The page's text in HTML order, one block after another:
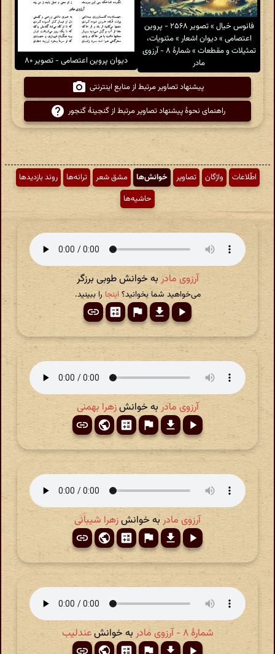
فانوس خیال » تصویر ۲۵۶۸ - پروین
اعتصامی » دیوان اشعار » مثنویات،
تمثیلات و مقطعات » شمارهٔ ۸ - آرزوی
مادر
دیوان پروین اعتصامی - تصویر ۸۰
پیشنهاد تصاویر مرتبط از منابع اینترنتی
راهنمای نحوهٔ پیشنهاد تصاویر مرتبط از گنجینهٔ گنجور
اطّلاعات واژگان تصاویر خوانش‌ها مشق شعر ترانه‌ها
روند بازدیدها
حاشیه‌ها
آرزوی مادربه خوانش طوبی برزگر
می‌خواهید شما بخوانید؟اینجا را ببینید.
آرزوی مادر به خوانشزهرا بهمنی
آرزوی مادر به خوانشزهرا شیبانی
شمارهٔ ۸ - آرزوی مادر به خوانشعندلیب